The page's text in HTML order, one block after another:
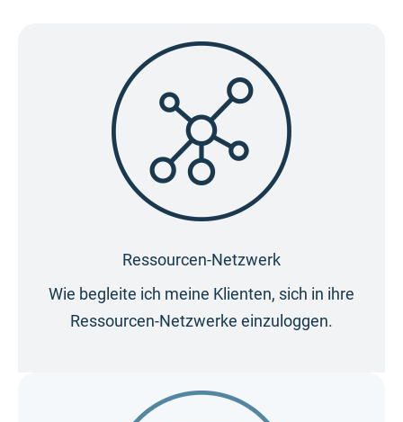
Ressourcen-Netzwerk
Wie begleite ich meine Klienten, sich in ihre
Ressourcen-Netzwerke einzuloggen.